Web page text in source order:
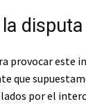
provocar este
que
por el